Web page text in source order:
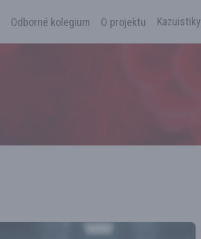
Odborné kolegium O projektu Kazuistiky